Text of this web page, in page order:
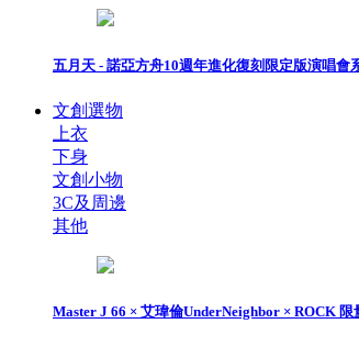
五月天 - 諾亞方舟10週年進化復刻限定版演唱會
文創選物
上衣
下身
文創小物
3C及周邊
其他
Master J 66 × 艾瑋倫UnderNeighbor × ROCK 限